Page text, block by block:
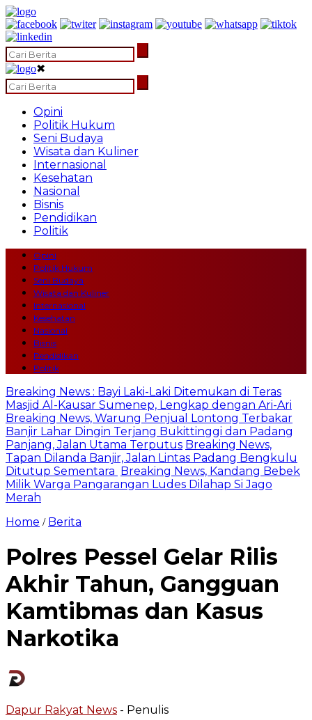
✖
Opini
Politik Hukum
Seni Budaya
Wisata dan Kuliner
Internasional
Kesehatan
Nasional
Bisnis
Pendidikan
Politik
Opini
Politik Hukum
Seni Budaya
Wisata dan Kuliner
Internasional
Kesehatan
Nasional
Bisnis
Pendidikan
Politik
Breaking News : Bayi Laki-Laki Ditemukan di Teras
Masjid Al-Kausar Sumenep, Lengkap dengan Ari-Ari
Breaking News, Warung Penjual Lontong Terbakar
Banjir Lahar Dingin Terjang Bukittinggi dan Padang
Panjang, Jalan Utama Terputus Breaking News,
Tapan Dilanda Banjir, Jalan Lintas Padang Bengkulu
Ditutup Sementara Breaking News, Kandang Bebek
Milik Warga Pangarangan Ludes Dilahap Si Jago
Merah
Home / Berita
Polres Pessel Gelar Rilis
Akhir Tahun, Gangguan
Kamtibmas dan Kasus
Narkotika
Dapur Rakyat News - Penulis